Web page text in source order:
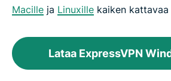
Macille ja Linuxille kaiken
Lataa ExpressVPN